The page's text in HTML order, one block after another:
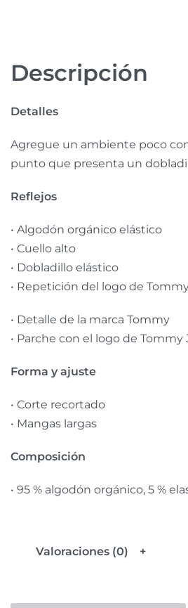
Descripción
Detalles
Agregue un ambiente poco
punto que presenta un
Reflejos
• Algodón orgánico elástico
• Cuello alto
• Dobladillo elástico
• Repetición del logo de
• Detalle de la marca Tommy
• Parche con el logo de
Forma y ajuste
• Corte recortado
• Mangas largas
Composición
• 95 % algodón orgánico, 5 %
Valoraciones (0)